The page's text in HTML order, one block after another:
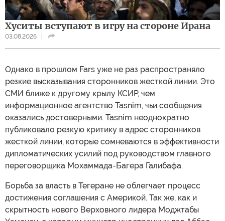
Хуситы вступают в игру на стороне Ирана
03.08.2026
Однако в прошлом Fars уже не раз распространяло
резкие высказывания сторонников жесткой линии. Это
СМИ ближе к другому крылу КСИР, чем
информационное агентство Tasnim, чьи сообщения
оказались достоверными. Tasnim неоднократно
публиковало резкую критику в адрес сторонников
жесткой линии, которые сомневаются в эффективности
дипломатических усилий под руководством главного
переговорщика Мохаммада-Багера Галибафа.
Борьба за власть в Тегеране не облегчает процесс
достижения соглашения с Америкой. Так же, как и
скрытность нового Верховного лидера Моджтабы